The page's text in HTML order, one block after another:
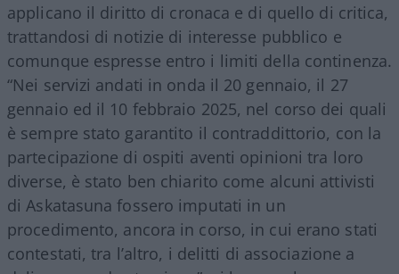
applicano il diritto di cronaca e di quello di critica,
trattandosi di notizie di interesse pubblico e
comunque espresse entro i limiti della continenza.
“Nei servizi andati in onda il 20 gennaio, il 27
gennaio ed il 10 febbraio 2025, nel corso dei quali
è sempre stato garantito il contraddittorio, con la
partecipazione di ospiti aventi opinioni tra loro
diverse, è stato ben chiarito come alcuni attivisti
di Askatasuna fossero imputati in un
procedimento, ancora in corso, in cui erano stati
contestati, tra l’altro, i delitti di associazione a